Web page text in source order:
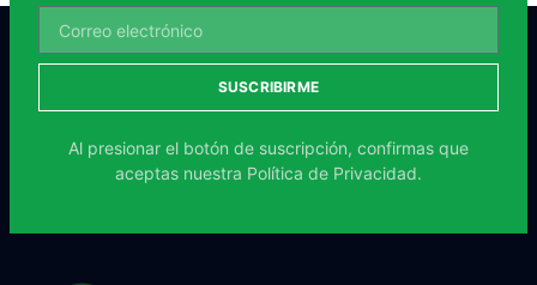
SUSCRIBIRME
Al presionar el botón de suscripción, confirmas que
aceptas nuestra Política de Privacidad.